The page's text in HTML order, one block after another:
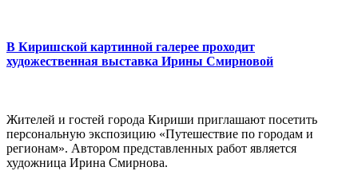
В Киришской картинной галерее проходит
художественная выставка Ирины Смирновой
Жителей и гостей города Кириши приглашают посетить
персональную экспозицию «Путешествие по городам и
регионам». Автором представленных работ является
художница Ирина Смирнова.